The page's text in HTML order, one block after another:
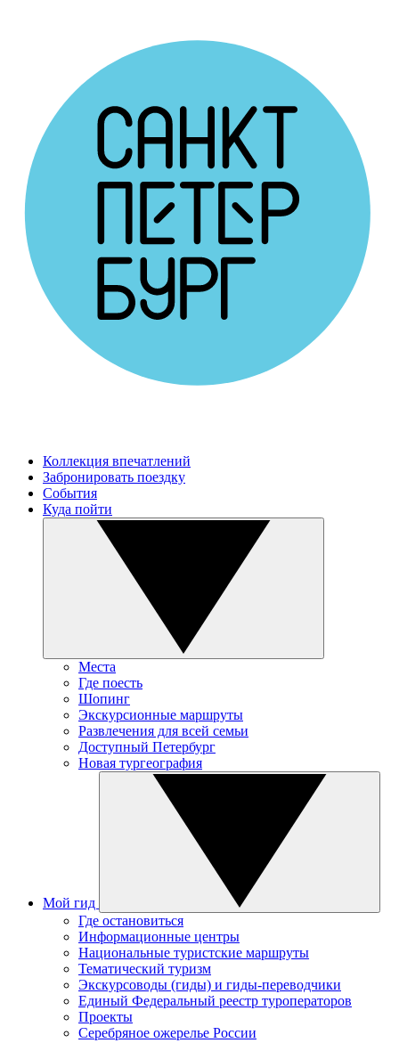
Коллекция впечатлений
Забронировать поездку
События
Куда пойти
Места
Где поесть
Шопинг
Экскурсионные маршруты
Развлечения для всей семьи
Доступный Петербург
Новая тургеография
Мой гид
Где остановиться
Информационные центры
Национальные туристские маршруты
Тематический туризм
Экскурсоводы (гиды) и гиды-переводчики
Единый Федеральный реестр туроператоров
Проекты
Серебряное ожерелье России